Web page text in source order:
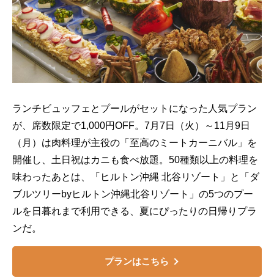
ランチビュッフェとプールがセットになった人気プラン
が、席数限定で1,000円OFF。7月7日（火）～11月9日
（月）は肉料理が主役の「至高のミートカーニバル」を
開催し、土日祝はカニも食べ放題。50種類以上の料理を
味わったあとは、「ヒルトン沖縄 北谷リゾート」と「ダ
ブルツリーbyヒルトン沖縄北谷リゾート」の5つのプー
ルを日暮れまで利用できる、夏にぴったりの日帰りプラ
ンだ。
プランはこちら